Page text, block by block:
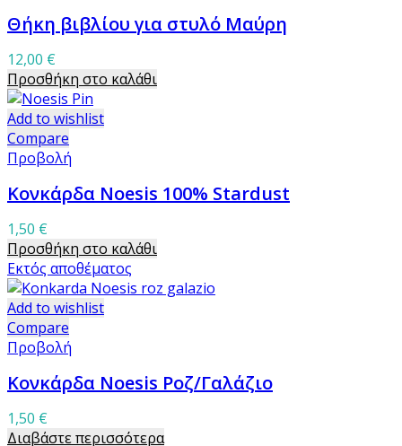
Θήκη βιβλίου για στυλό Μαύρη
12,00 €
Προσθήκη στο καλάθι
Add to wishlist
Compare
Προβολή
Κονκάρδα Noesis 100% Stardust
1,50 €
Προσθήκη στο καλάθι
Εκτός αποθέματος
Add to wishlist
Compare
Προβολή
Κονκάρδα Noesis Ροζ/Γαλάζιο
1,50 €
Διαβάστε περισσότερα